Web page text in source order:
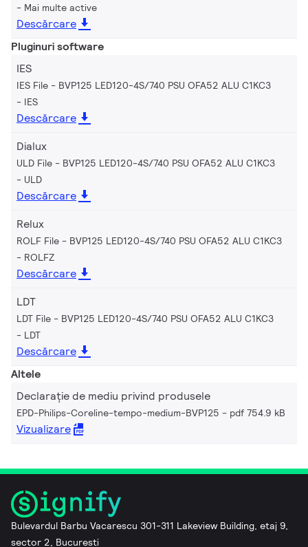
Mai multe active
Descărcare
Pluginuri software
IES
IES File - BVP125 LED120-4S/740 PSU OFA52 ALU C1KC3
IES
Descărcare
Dialux
ULD File - BVP125 LED120-4S/740 PSU OFA52 ALU C1KC3
ULD
Descărcare
Relux
ROLF File - BVP125 LED120-4S/740 PSU OFA52 ALU C1KC3
ROLFZ
Descărcare
LDT
LDT File - BVP125 LED120-4S/740 PSU OFA52 ALU C1KC3
LDT
Descărcare
Altele
Declarație de mediu privind produsele
EPD-Philips-Coreline-tempo-medium-BVP125 pdf 754.9 kB
Vizualizare
Bulevardul Barbu Vacarescu 301-311 Lakeview Building, etaj 9,
sector 2, Bucuresti